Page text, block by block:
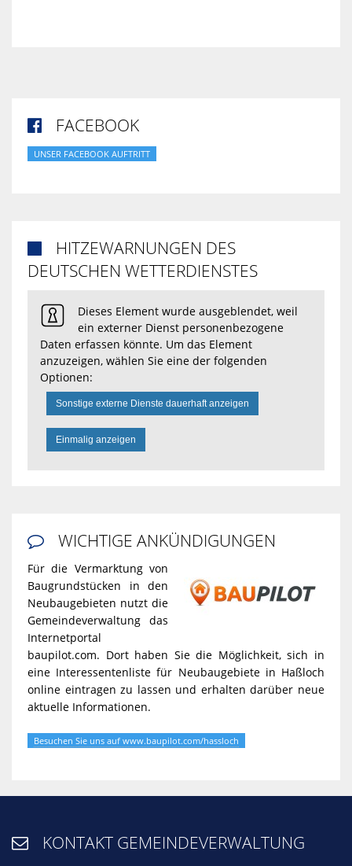
 FACEBOOK
UNSER FACEBOOK AUFTRITT

HITZEWARNUNGEN DES
DEUTSCHEN WETTERDIENSTES
Dieses Element wurde ausgeblendet, weil
ein externer Dienst personenbezogene
Daten erfassen könnte. Um das Element
anzuzeigen, wählen Sie eine der folgenden
Optionen:
Sonstige externe Dienste dauerhaft anzeigen
Einmalig anzeigen
 WICHTIGE ANKÜNDIGUNGEN
Für die Vermarktung von
Baugrundstücken in den
Neubaugebieten nutzt die
Gemeindeverwaltung das
Internetportal
baupilot.com. Dort haben Sie die Möglichkeit, sich in
eine Interessentenliste für Neubaugebiete in Haßloch
online eintragen zu lassen und erhalten darüber neue
aktuelle Informationen.
Besuchen Sie uns auf www.baupilot.com/hassloch
 KONTAKT GEMEINDEVERWALTUNG